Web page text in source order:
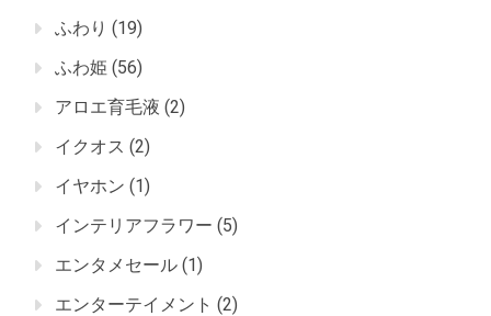
ふわり (19)
ふわ姫 (56)
アロエ育毛液 (2)
イクオス (2)
イヤホン (1)
インテリアフラワー (5)
エンタメセール (1)
エンターテイメント (2)